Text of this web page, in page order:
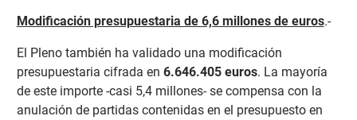
Modificación presupuestaria de 6,6 millones de euros.-
El Pleno también ha validado una modificación
presupuestaria cifrada en 6.646.405 euros. La mayoría
de este importe -casi 5,4 millones- se compensa con la
anulación de partidas contenidas en el presupuesto en